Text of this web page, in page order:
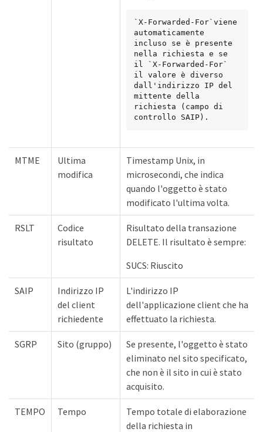
`X-Forwarded-For`viene
automaticamente
incluso se è presente
nella richiesta e se
il `X-Forwarded-For`
il valore è diverso
dall'indirizzo IP del
mittente della
richiesta (campo di
controllo SAIP).
MTME
Ultima
modifica
Timestamp Unix, in
microsecondi, che indica
quando l'oggetto è stato
modificato l'ultima volta.
RSLT
Codice
risultato
Risultato della transazione
DELETE. Il risultato è sempre:
SUCS: Riuscito
SAIP
Indirizzo IP
del client
richiedente
L'indirizzo IP
dell'applicazione client che ha
effettuato la richiesta.
SGRP Sito (gruppo)
Se presente, l'oggetto è stato
eliminato nel sito specificato,
che non è il sito in cui è stato
acquisito.
TEMPO Tempo
Tempo totale di elaborazione
della richiesta in